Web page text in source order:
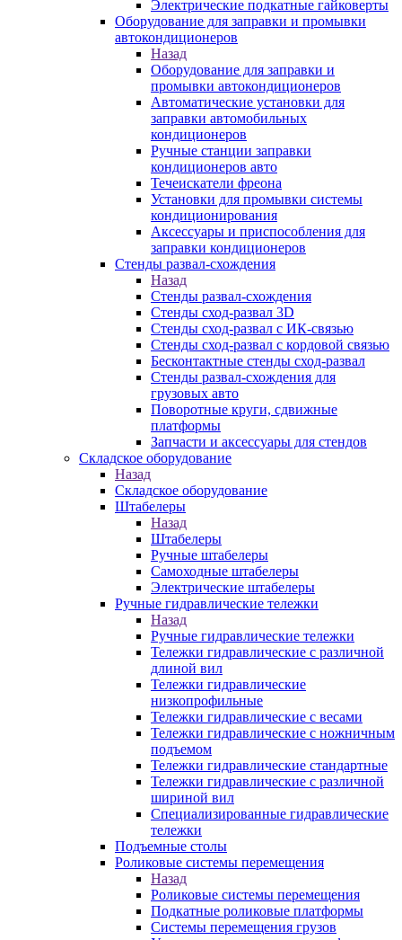
Электрические подкатные гайковерты
Оборудование для заправки и промывки
автокондиционеров
Назад
Оборудование для заправки и
промывки автокондиционеров
Автоматические установки для
заправки автомобильных
кондиционеров
Ручные станции заправки
кондиционеров авто
Течеискатели фреона
Установки для промывки системы
кондиционирования
Аксессуары и приспособления для
заправки кондиционеров
Стенды развал-схождения
Назад
Стенды развал-схождения
Стенды сход-развал 3D
Стенды сход-развал с ИК-связью
Стенды сход-развал с кордовой связью
Бесконтактные стенды сход-развал
Стенды развал-схождения для
грузовых авто
Поворотные круги, сдвижные
платформы
Запчасти и аксессуары для стендов
Складское оборудование
Назад
Складское оборудование
Штабелеры
Назад
Штабелеры
Ручные штабелеры
Самоходные штабелеры
Электрические штабелеры
Ручные гидравлические тележки
Назад
Ручные гидравлические тележки
Тележки гидравлические с различной
длиной вил
Тележки гидравлические
низкопрофильные
Тележки гидравлические с весами
Тележки гидравлические с ножничным
подъемом
Тележки гидравлические стандартные
Тележки гидравлические с различной
шириной вил
Специализированные гидравлические
тележки
Подъемные столы
Роликовые системы перемещения
Назад
Роликовые системы перемещения
Подкатные роликовые платформы
Системы перемещения грузов